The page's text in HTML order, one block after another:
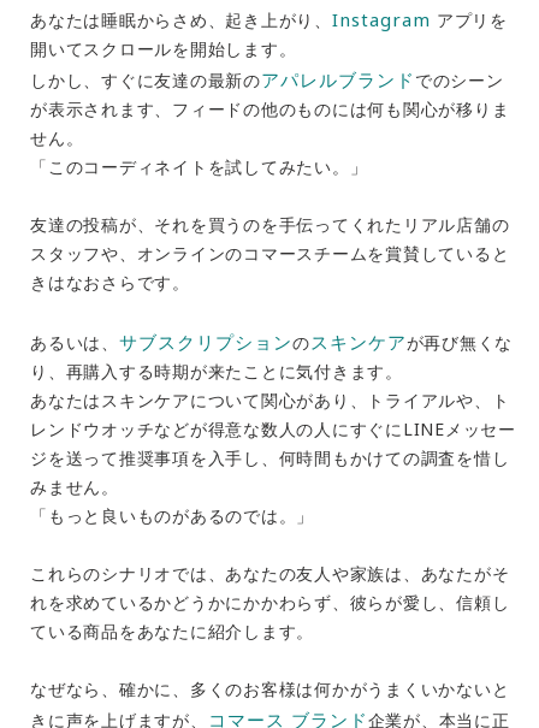
あなたは睡眠からさめ、起き上がり、 Instagram アプリを
開いてスクロールを開始します。
しかし、すぐに友達の最新のアパレルブランド でのシーン
が表示されます、フィードの他のものには何も関心が移りま
せん。
「このコーディネイトを試してみたい。」
友達の投稿が、それを買うのを手伝ってくれたリアル店舗の
スタッフや、オンラインのコマースチームを賞賛していると
きはなおさらです。
あるいは、 サブスクリプションのスキンケアが再び無くな
り、再購入する時期が来たことに気付きます。
あなたはスキンケアについて関心があり、トライアルや、ト
レンドウオッチなどが得意な数人の人にすぐにLINEメッセー
ジを送って推奨事項を入手し、何時間もかけての調査を惜し
みません。
「もっと良いものがあるのでは。」
これらのシナリオでは、あなたの友人や家族は、あなたがそ
れを求めているかどうかにかかわらず、彼らが愛し、信頼し
ている商品をあなたに紹介します。
なぜなら、確かに、多くのお客様は何かがうまくいかないと
きに声を上げますが、
コマース ブランド企業が、本当に正